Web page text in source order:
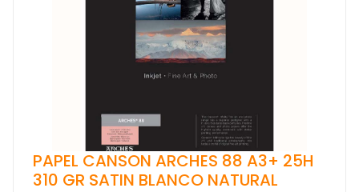
PAPEL CANSON ARCHES 88 A3+ 25H
310 GR SATIN BLANCO NATURAL